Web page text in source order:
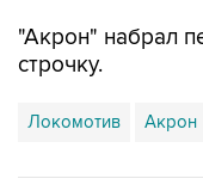
"Акрон" набрал
строчку.
Локомотив Акрон